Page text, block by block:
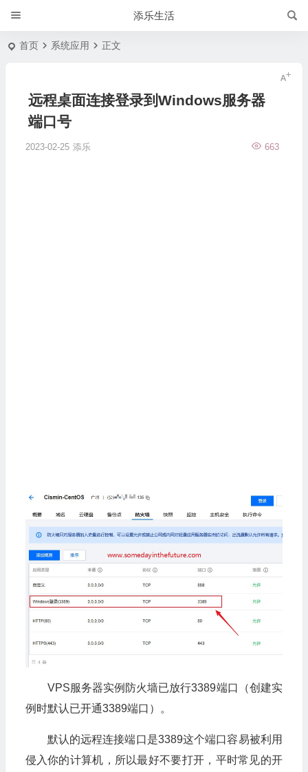
添乐生活
首页 系统应用 正文
远程桌面连接登录到Windows服务器
端口号
2023-02-25 添乐 663
VPS服务器实例防火墙已放行3389端口（创建实
例时默认已开通3389端口）。
默认的远程连接端口是3389这个端口容易被利用
侵入你的计算机，所以最好不要打开，平时常见的开